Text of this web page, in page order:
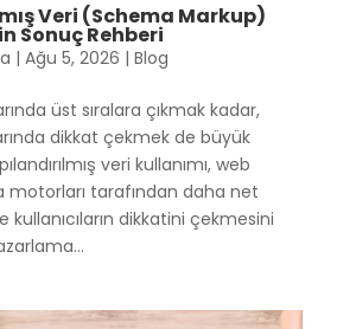
Veri (Schema Markup)
Sonuç Rehberi
| Ağu 5, 2026 | Blog
üst sıralara çıkmak kadar,
dikkat çekmek de büyük
veri kullanımı, web
motorları tarafından daha net
kullanıcıların dikkatini çekmesini